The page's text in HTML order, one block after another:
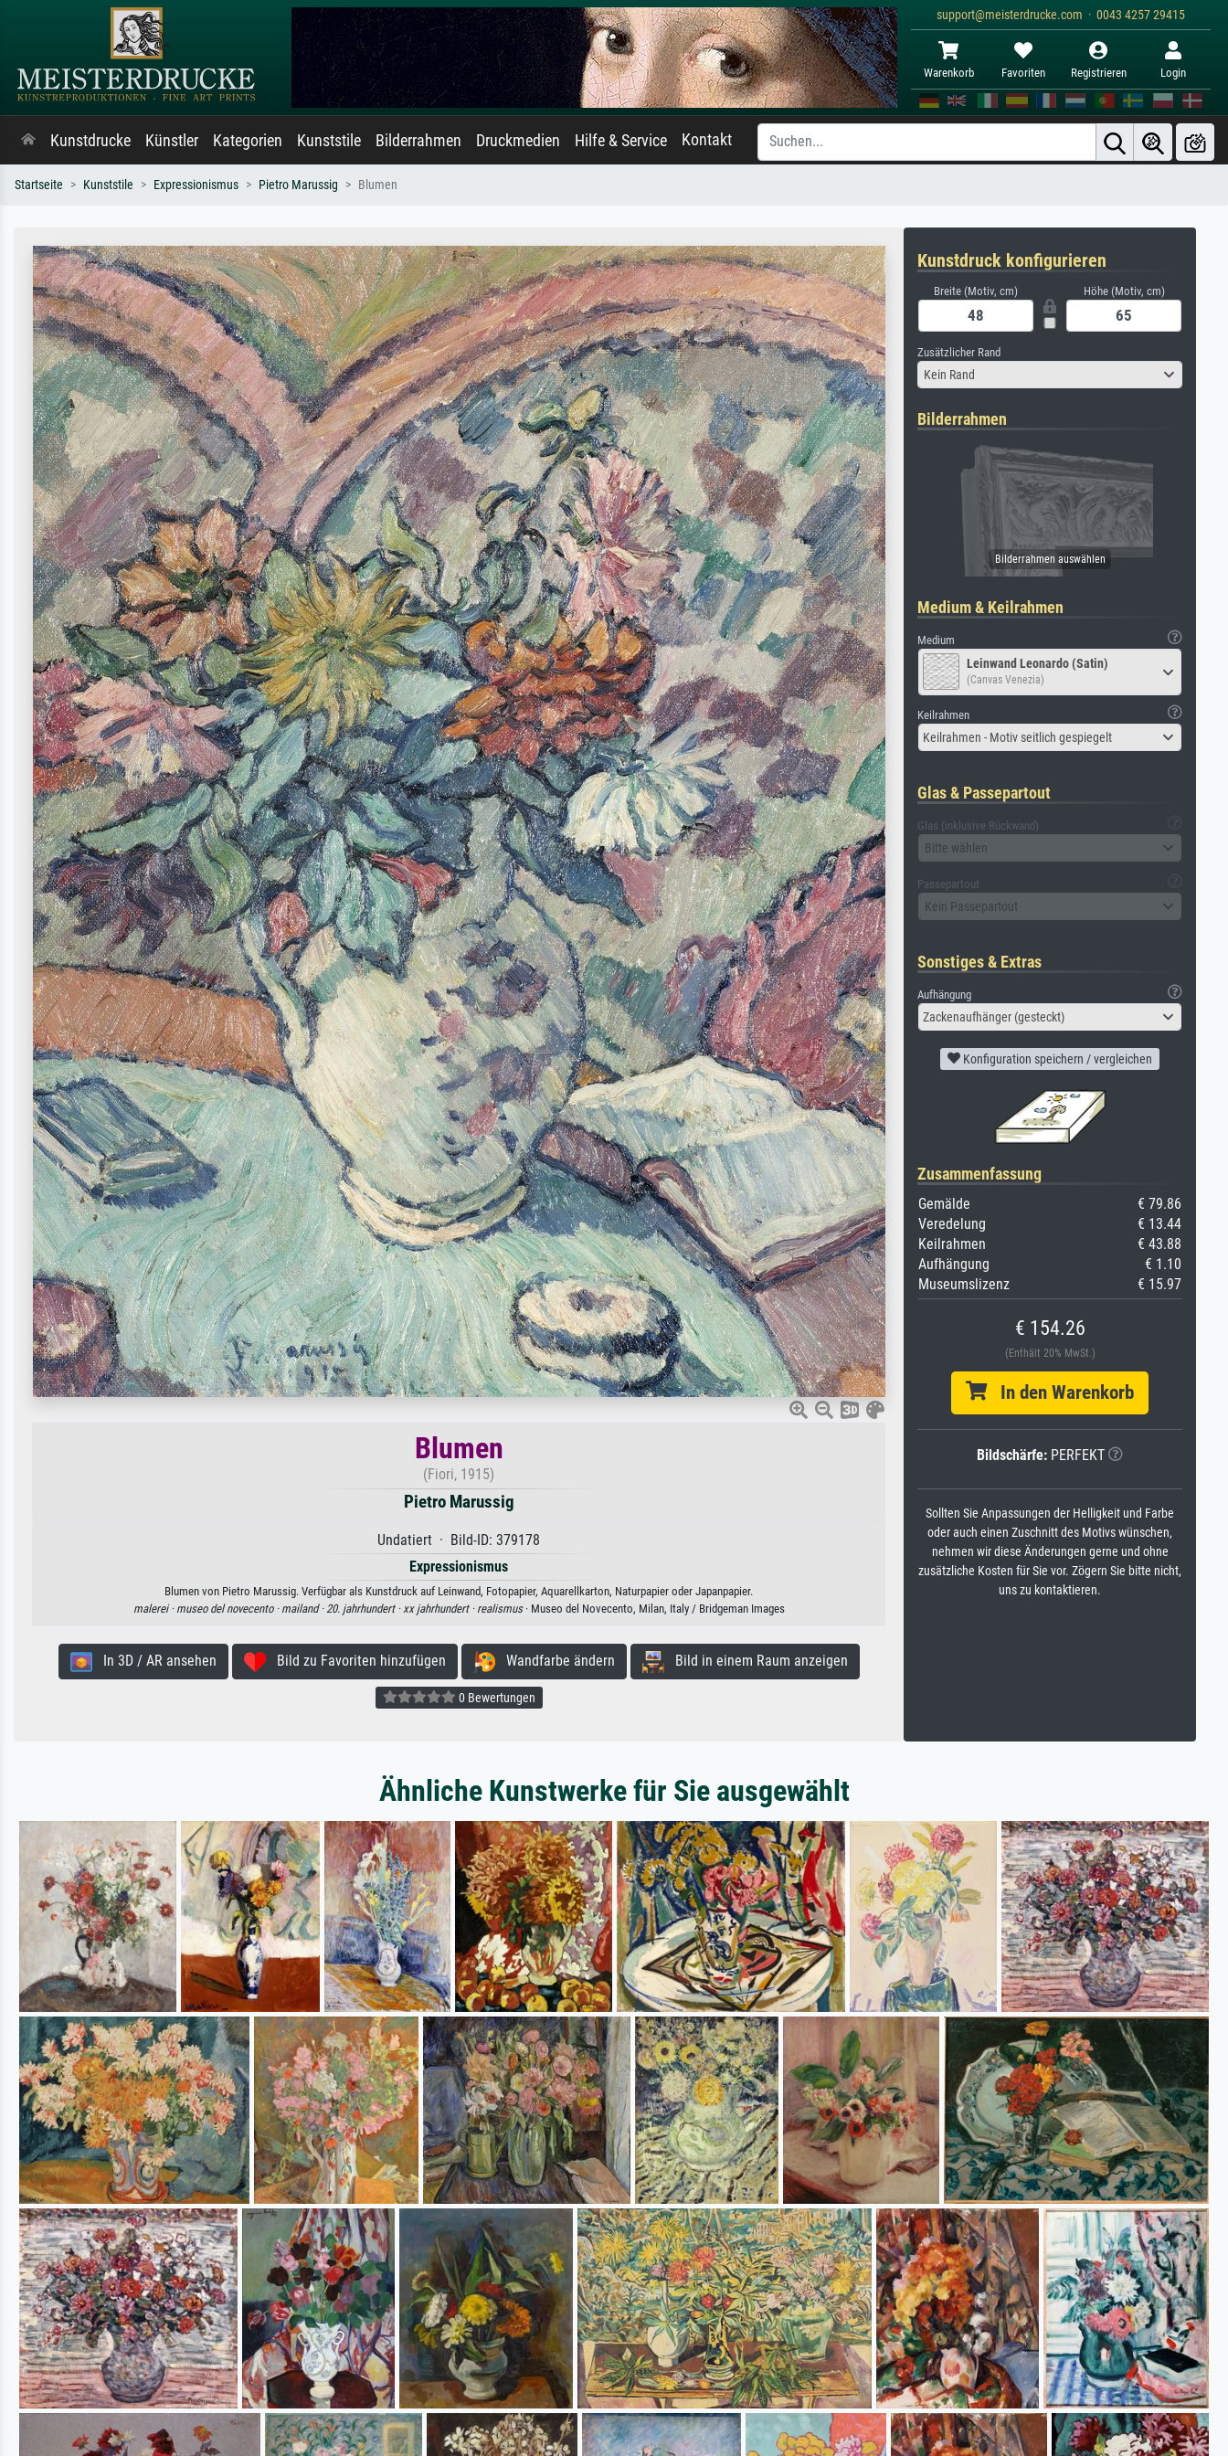
support@meisterdrucke.com · 0043 4257 29415
Warenkorb Favoriten Registrieren Login
Kunstdrucke Künstler Kategorien Kunststile Bilderrahmen Druckmedien Hilfe & Service Kontakt
Startseite Kunststile Expressionismus Pietro Marussig Blumen
Blumen
(Fiori, 1915)
Pietro Marussig
Undatiert · Bild-ID: 379178
Expressionismus
Blumen von Pietro Marussig. Verfügbar als Kunstdruck auf Leinwand, Fotopapier, Aquarellkarton, Naturpapier oder Japanpapier.
malerei · museo del novecento · mailand ·20. jahrhundert ·xx jahrhundert · realismus· Museo del Novecento, Milan, Italy / Bridgeman Images
In 3D / AR ansehen Bild zu Favoriten hinzufügen Wandfarbe ändern Bild in einem Raum anzeigen
0 Bewertungen
Kunstdruck konfigurieren
Breite (Motiv, cm) Höhe (Motiv, cm)
Zusätzlicher Rand
Kein Rand
Bilderrahmen
Medium & Keilrahmen
Medium
Leinwand Leonardo (Satin)
(Canvas Venezia)
Keilrahmen
Keilrahmen - Motiv seitlich gespiegelt
Glas & Passepartout
Glas (inklusive Rückwand)
Bitte wählen
Passepartout
Kein Passepartout
Sonstiges & Extras
Aufhängung
Zackenaufhänger (gesteckt)
Konfiguration speichern / vergleichen
Zusammenfassung
Gemälde
€ 79.86
Veredelung
€ 13.44
Keilrahmen
€ 43.88
Aufhängung
€ 1.10
Museumslizenz
€ 15.97
€ 154.26
(Enthält 20% MwSt.)
In den Warenkorb
Bildschärfe: PERFEKT
Sollten Sie Anpassungen der Helligkeit und Farbe
oder auch einen Zuschnitt des Motivs wünschen,
nehmen wir diese Änderungen gerne und ohne
zusätzliche Kosten für Sie vor. Zögern Sie bitte nicht,
uns zu kontaktieren.
Ähnliche Kunstwerke für Sie ausgewählt